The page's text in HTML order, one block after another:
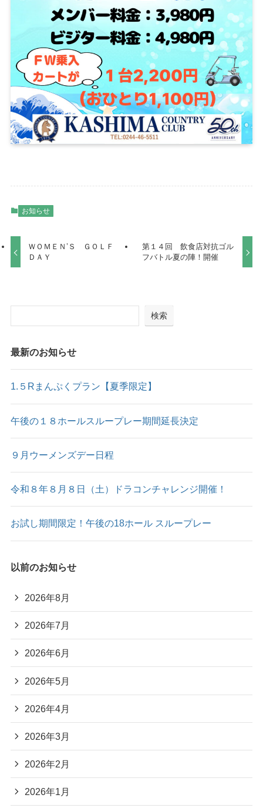
お知らせ
ＷＯＭＥＮ’Ｓ ＧＯＬＦ
ＤＡＹ
第１４回 飲食店対抗ゴル
フバトル夏の陣！開催
検索
最新のお知らせ
1.５Rまんぷくプラン【夏季限定】
午後の１８ホールスループレー期間延長決定
９月ウーメンズデー日程
令和８年８月８日（土）ドラコンチャレンジ開催！
お試し期間限定！午後の18ホール スループレー
以前のお知らせ
2026年8月
2026年7月
2026年6月
2026年5月
2026年4月
2026年3月
2026年2月
2026年1月